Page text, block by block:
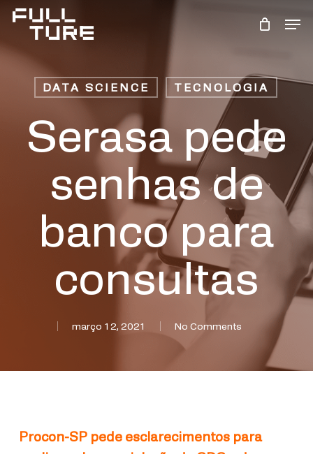
Skip
main
DATA SCIENCE TECNOLOGIA
Serasa pede
senhas de
banco para
consultas
março 12, 2021 No Comments
Procon-SPpede esclarecimentos para